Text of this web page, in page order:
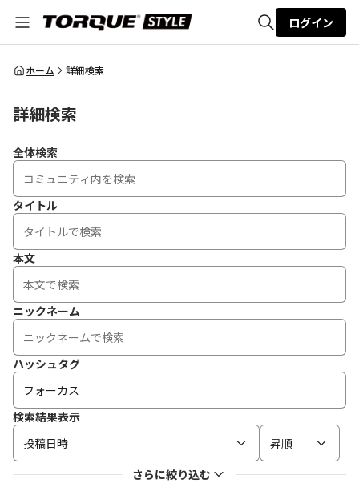
全体検索
ログイン
ホーム 詳細検索
詳細検索
全体検索
タイトル
本文
ニックネーム
ハッシュタグ
検索結果表示
投稿日時
昇順
さらに絞り込む